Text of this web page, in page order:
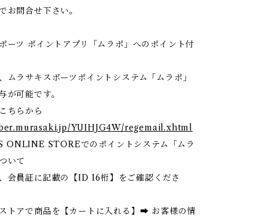
お問合せ下さい。
ーツ ポイントアプリ「ムラポ」へのポイント付
ムラサキスポーツポイントシステム「ムラポ」
が可能です。
ちらから
YUIHJG4W/regemail.xhtml
STOREでのポイントシステム「ムラ
いて
会員証に記載の【ID 16桁】をご確認くださ
トアで商品を【カートに入れる】➡ お客様の情